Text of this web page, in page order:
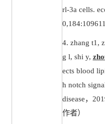
rl-3a cells.
4. zhang t1,
g l, shi y,
ects blood
h notch
disease，
作者）